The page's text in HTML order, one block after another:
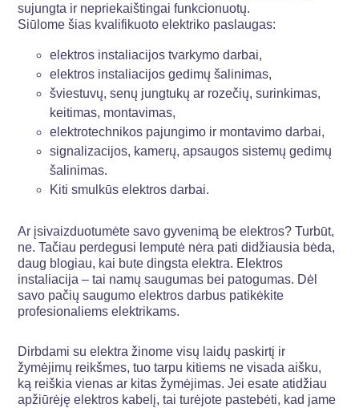
sujungta ir nepriekaištingai funkcionuotų.
Siūlome šias kvalifikuoto elektriko paslaugas:
elektros instaliacijos tvarkymo darbai,
elektros instaliacijos gedimų šalinimas,
šviestuvų, senų jungtukų ar rozečių, surinkimas,
keitimas, montavimas,
elektrotechnikos pajungimo ir montavimo darbai,
signalizacijos, kamerų, apsaugos sistemų gedimų
šalinimas.
Kiti smulkūs elektros darbai.
Ar įsivaizduotumėte savo gyvenimą be elektros? Turbūt,
ne. Tačiau perdegusi lemputė nėra pati didžiausia bėda,
daug blogiau, kai bute dingsta elektra. Elektros
instaliacija – tai namų saugumas bei patogumas. Dėl
savo pačių saugumo elektros darbus patikėkite
profesionaliems elektrikams.
Dirbdami su elektra žinome visų laidų paskirtį ir
žymėjimų reikšmes, tuo tarpu kitiems ne visada aišku,
ką reiškia vienas ar kitas žymėjimas. Jei esate atidžiau
apžiūrėję elektros kabelį, tai turėjote pastebėti, kad jame